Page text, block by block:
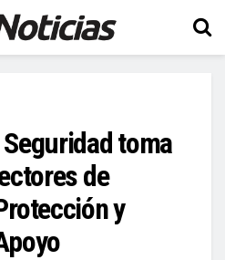
toma
de
y